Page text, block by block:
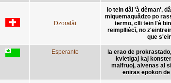
Dzoratâi
lo tein dâi 'à dèman',
miquemaquâdzo po
termo, clli tein l'è
reimplliècî, no
que
Esperanto
la erao de
kvietigaj kaj
malfruoj, alvenas al
eniras epokon